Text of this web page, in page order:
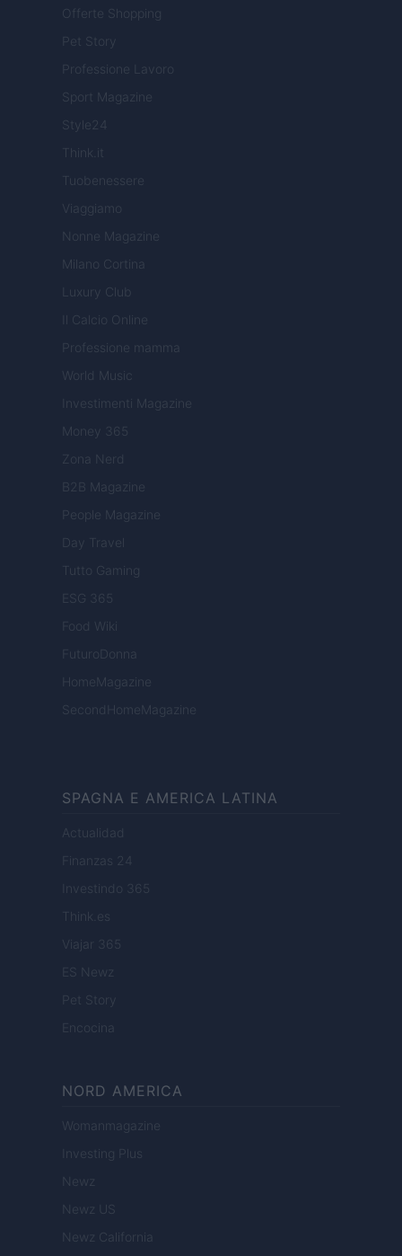
Offerte Shopping
Pet Story
Professione Lavoro
Sport Magazine
Style24
Think.it
Tuobenessere
Viaggiamo
Nonne Magazine
Milano Cortina
Luxury Club
Il Calcio Online
Professione mamma
World Music
Investimenti Magazine
Money 365
Zona Nerd
B2B Magazine
People Magazine
Day Travel
Tutto Gaming
ESG 365
Food Wiki
FuturoDonna
HomeMagazine
SecondHomeMagazine
SPAGNA E AMERICA LATINA
Actualidad
Finanzas 24
Investindo 365
Think.es
Viajar 365
ES Newz
Pet Story
Encocina
NORD AMERICA
Womanmagazine
Investing Plus
Newz
Newz US
Newz California